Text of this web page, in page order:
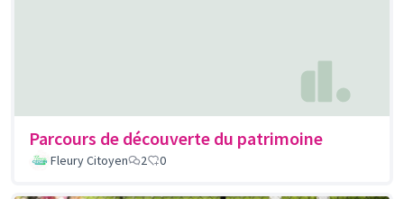
Parcours de découverte du patrimoine
Fleury Citoyen 2 0